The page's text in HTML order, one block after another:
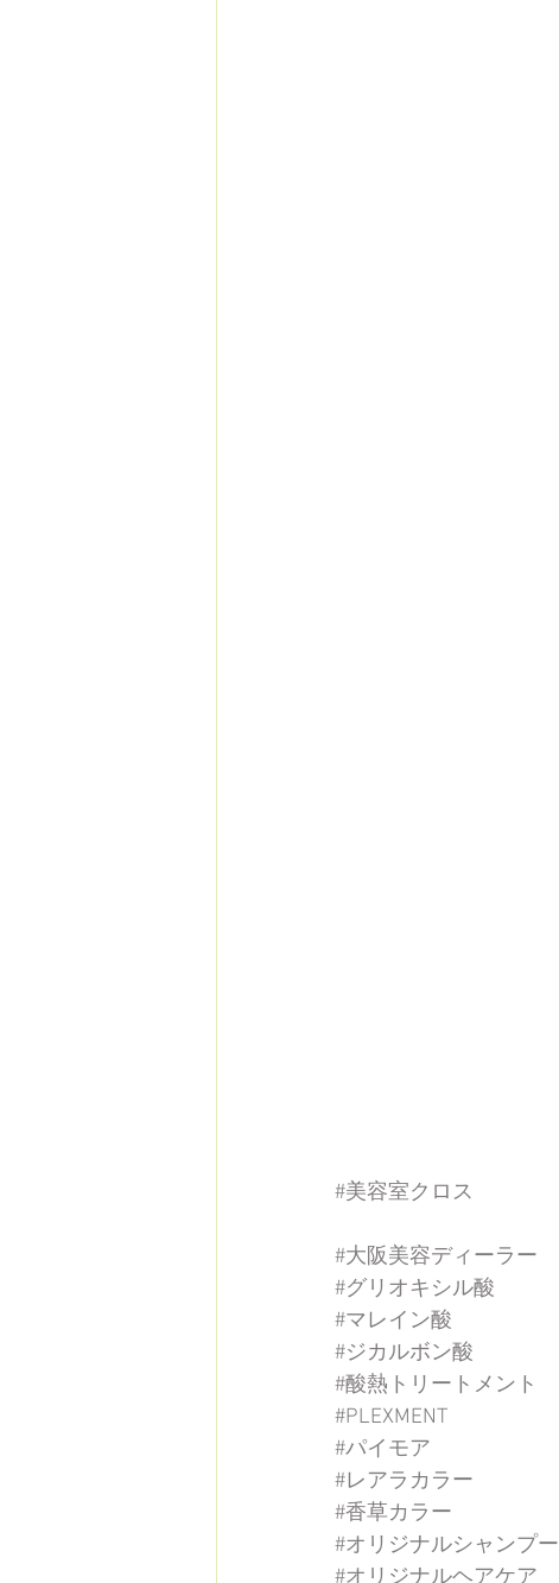
#美容室クロス
#大阪美容ディーラー
#グリオキシル酸
#マレイン酸
#ジカルボン酸
#酸熱トリートメント
#PLEXMENT
#パイモア
#レアラカラー
#香草カラー
#オリジナルシャンプー
#オリジナルヘアケア